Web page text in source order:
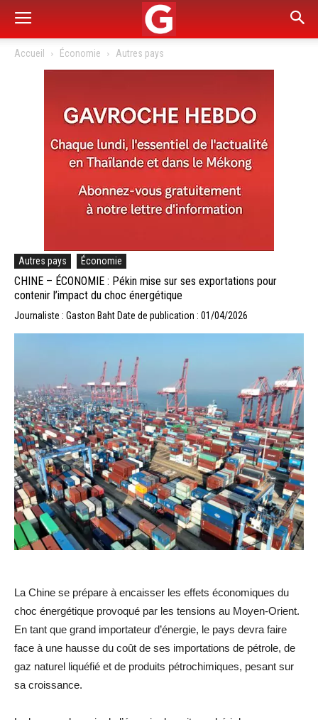
Accueil Économie Autres pays
Autres pays Économie
CHINE – ÉCONOMIE : Pékin mise sur ses exportations pour
contenir l’impact du choc énergétique
Journaliste : Gaston Baht Date de publication : 01/04/2026
La Chine se prépare à encaisser les effets économiques du
choc énergétique provoqué par les tensions au Moyen-Orient.
En tant que grand importateur d’énergie, le pays devra faire
face à une hausse du coût de ses importations de pétrole, de
gaz naturel liquéfié et de produits pétrochimiques, pesant sur
sa croissance.